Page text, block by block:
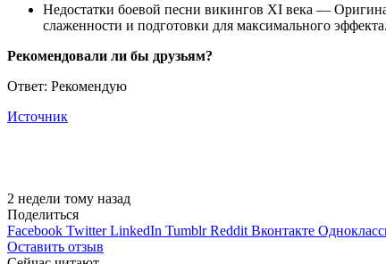
Недостатки боевой песни викингов XI века —
слаженности и подготовки для максимального эффекта.
Рекомендовали ли бы друзьям?
Ответ: Рекомендую
Источник
2 недели тому назад
Поделиться
Facebook Twitter LinkedIn Tumblr Reddit Вконтакте
Оставить отзыв